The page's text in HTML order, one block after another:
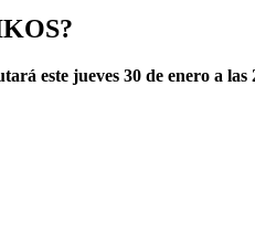
este jueves 30 de enero a